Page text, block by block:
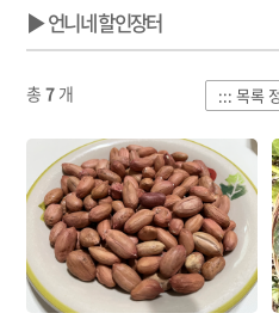
▶ 언니네 할인장터
총7 개